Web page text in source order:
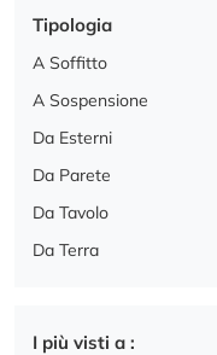
Tipologia
A Soffitto
A Sospensione
Da Esterni
Da Parete
Da Tavolo
Da Terra
I più visti a :